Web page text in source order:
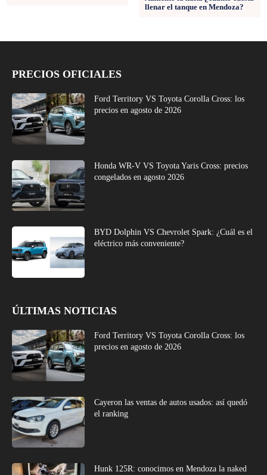
llenar el tanque en Mendoza?
PRECIOS OFICIALES
Ford Territory VS Toyota Corolla Cross: los
precios en agosto de 2026
Honda WR-V VS Toyota Yaris Cross: precios
congelados en agosto 2026
BYD Dolphin VS Chevrolet Spark: ¿Cuál es el
eléctrico más conveniente?
ÚLTIMAS NOTICIAS
Ford Territory VS Toyota Corolla Cross: los
precios en agosto de 2026
Cayeron las ventas de autos usados: así quedó
el ranking
Hunk 125R: conocimos en Mendoza la naked